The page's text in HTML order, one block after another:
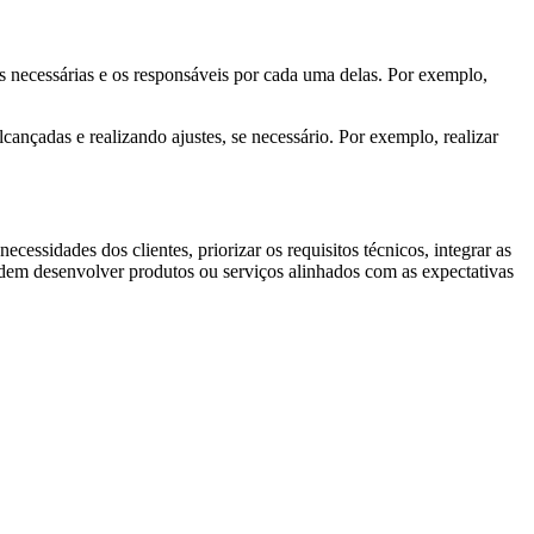
e os responsáveis por cada uma delas. Por exemplo,
e realizando ajustes, se necessário. Por exemplo, realizar
dos clientes, priorizar os requisitos técnicos, integrar as
desenvolver produtos ou serviços alinhados com as expectativas